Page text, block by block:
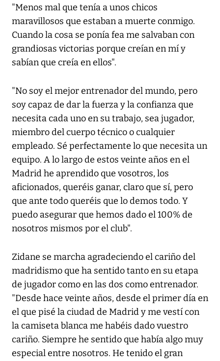
"Menos mal que tenía a unos chicos
maravillosos que estaban a muerte conmigo.
Cuando la cosa se ponía fea me salvaban con
grandiosas victorias porque creían en mí y
sabían que creía en ellos".
"No soy el mejor entrenador del mundo, pero
soy capaz de dar la fuerza y la confianza que
necesita cada uno en su trabajo, sea jugador,
miembro del cuerpo técnico o cualquier
empleado. Sé perfectamente lo que necesita un
equipo. A lo largo de estos veinte años en el
Madrid he aprendido que vosotros, los
aficionados, queréis ganar, claro que sí, pero
que ante todo queréis que lo demos todo. Y
puedo asegurar que hemos dado el 100% de
nosotros mismos por el club".
Zidane se marcha agradeciendo el cariño del
madridismo que ha sentido tanto en su etapa
de jugador como en las dos como entrenador.
"Desde hace veinte años, desde el primer día en
el que pisé la ciudad de Madrid y me vestí con
la camiseta blanca me habéis dado vuestro
cariño. Siempre he sentido que había algo muy
especial entre nosotros. He tenido el gran